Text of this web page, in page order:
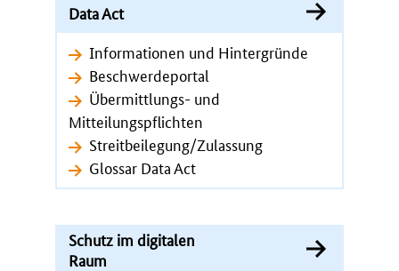
Data Act
Informationen und Hintergründe
Beschwerdeportal
Übermittlungs- und
Mitteilungspflichten
Streitbeilegung/Zulassung
Glossar Data Act
Schutz im digitalen
Raum